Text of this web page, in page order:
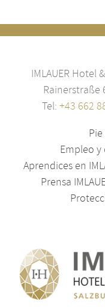
IMLAUER Hotel
Rainerstraße
Tel: +43 662
Empleo
Aprendices en
Prensa